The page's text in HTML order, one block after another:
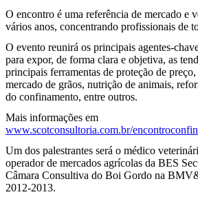
O encontro é uma referência de mercado e
vários anos, concentrando profissionais de
O evento reunirá os principais agentes-
para expor, de forma clara e objetiva, as
principais ferramentas de proteção de
mercado de grãos, nutrição de animais,
do confinamento, entre outros.
Mais informações em
www.scotconsultoria.com.br/
Um dos palestrantes será o médico
operador de mercados agrícolas da BES
Câmara Consultiva do Boi Gordo na
2012-2013.